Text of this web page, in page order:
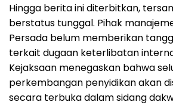
Hingga berita ini diterbitkan,
berstatus tunggal. Pihak
Persada belum memberikan
terkait dugaan keterlibatan
Kejaksaan menegaskan bahwa
perkembangan penyidikan akan
secara terbuka dalam sidang